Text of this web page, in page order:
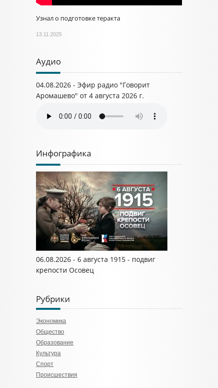
Узнал о подготовке теракта
13.11.2025
Аудио
04.08.2026 - Эфир радио "Говорит
Аромашево" от 4 августа 2026 г.
Инфографика
06.08.2026 - 6 августа 1915 - подвиг
крепости Осовец
Рубрики
Экономика
Общество
Образование
Культура
Спорт
Происшествия